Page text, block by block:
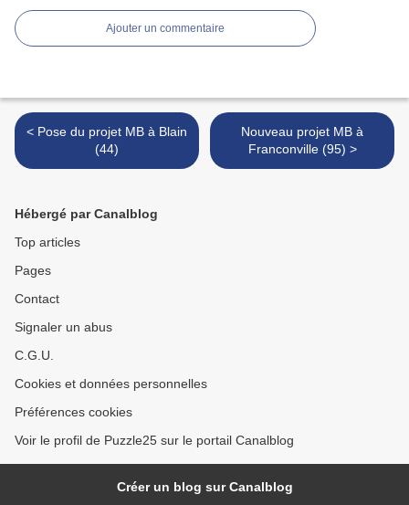
Ajouter un commentaire
< Pose du projet MB à Blain
(44)
Nouveau projet MB à
Franconville (95) >
Hébergé par Canalblog
Top articles
Pages
Contact
Signaler un abus
C.G.U.
Cookies et données personnelles
Préférences cookies
Voir le profil de Puzzle25 sur le portail Canalblog
Créer un blog sur Canalblog